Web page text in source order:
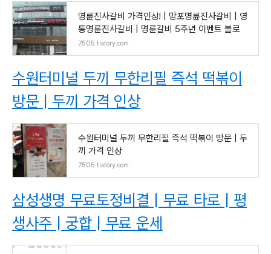
명륜진사갈비 가격인상! | 망포명륜진사갈비 | 영
통명륜진사갈비 | 명륜갈비 5주년 이벤트 블로
7505.tistory.com
수원터미널 두끼 무한리필 즉석 떡볶이
방문 | 두끼 가격 인상
수원터미널 두끼 무한리필 즉석 떡볶이 방문 | 두
끼 가격 인상
7505.tistory.com
삼성생명 무료토정비결 | 무료 타로 | 평
생사주 | 궁합 | 무료 운세